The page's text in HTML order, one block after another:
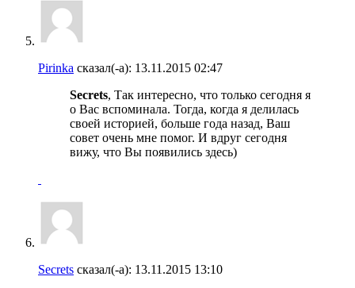
Pirinka сказал(-а): 13.11.2015 02:47
Secrets, Так интересно, что только сегодня я
о Вас вспоминала. Тогда, когда я делилась
своей историей, больше года назад, Ваш
совет очень мне помог. И вдруг сегодня
вижу, что Вы появились здесь)
Secrets сказал(-а): 13.11.2015 13:10